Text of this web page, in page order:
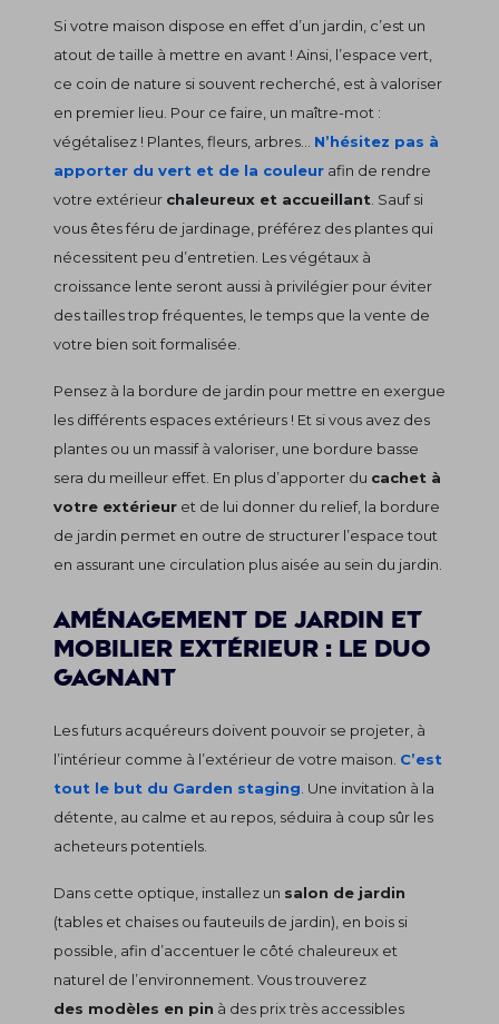
Si votre maison dispose en effet d’un jardin, c’est un
atout de taille à mettre en avant ! Ainsi, l’espace vert,
ce coin de nature si souvent recherché, est à valoriser
en premier lieu. Pour ce faire, un maître-mot :
végétalisez ! Plantes, fleurs, arbres... N’hésitez pas à
apporter du vert et de la couleur afin de rendre
votre extérieur chaleureux et accueillant . Sauf si
vous êtes féru de jardinage, préférez des plantes qui
nécessitent peu d’entretien. Les végétaux à
croissance lente seront aussi à privilégier pour éviter
des tailles trop fréquentes, le temps que la vente de
votre bien soit formalisée.
Pensez à la bordure de jardin pour mettre en exergue
les différents espaces extérieurs ! Et si vous avez des
plantes ou un massif à valoriser, une bordure basse
sera du meilleur effet. En plus d’apporter du cachet à
votre extérieur et de lui donner du relief, la bordure
de jardin permet en outre de structurer l’espace tout
en assurant une circulation plus aisée au sein du jardin.
Aménagement de jardin et
mobilier extérieur : le duo
gagnant
Les futurs acquéreurs doivent pouvoir se projeter, à
l’intérieur comme à l’extérieur de votre maison. C’est
tout le but du Garden staging . Une invitation à la
détente, au calme et au repos, séduira à coup sûr les
acheteurs potentiels.
Dans cette optique, installez un salon de jardin
(tables et chaises ou fauteuils de jardin), en bois si
possible, afin d’accentuer le côté chaleureux et
naturel de l’environnement. Vous trouverez
des modèles en pin à des prix très accessibles